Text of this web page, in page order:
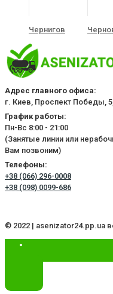
Чернигов
Адрес главного офиса:
г. Киев, Проспект Победы,
График работы:
Пн-Вс 8:00 - 21:00
(Занятые линии или
Вам позвоним)
Телефоны:
+38 (066) 296-0008
+38 (098) 0099-686
© 2022 | asenizator24.pp.ua